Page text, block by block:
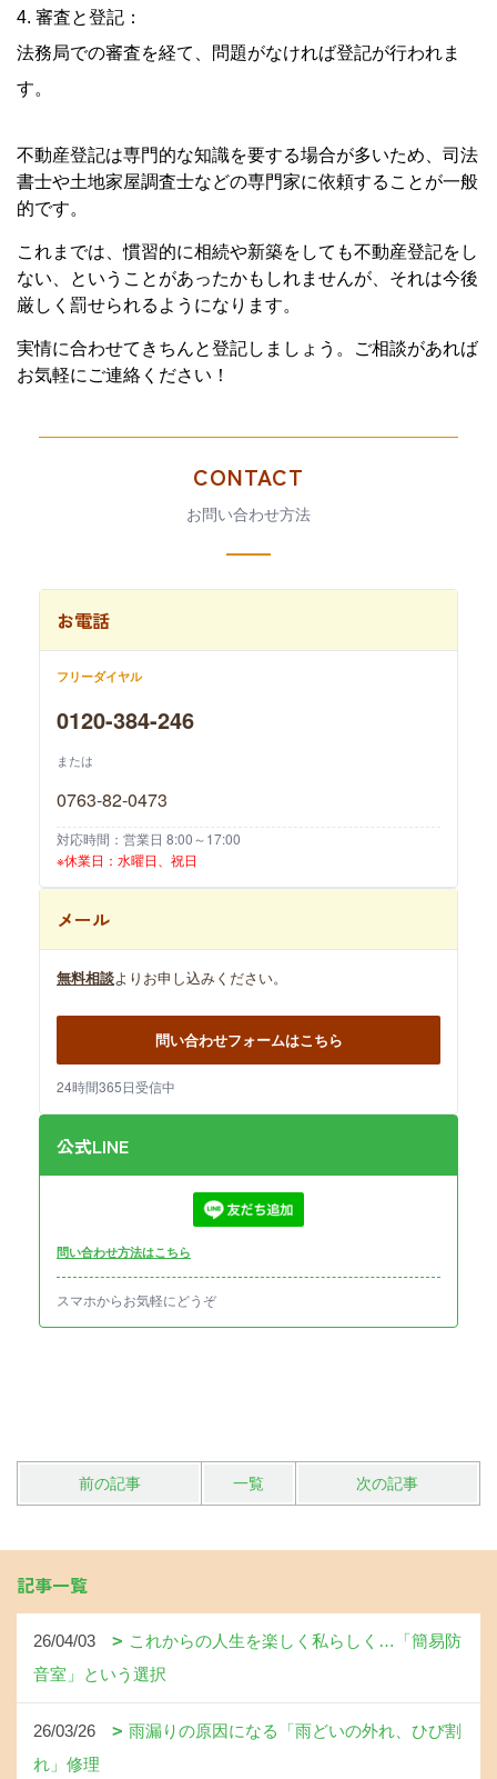
4. 審査と登記：
法務局での審査を経て、問題がなければ登記が行われま
す。
不動産登記は専門的な知識を要する場合が多いため、司法
書士や土地家屋調査士などの専門家に依頼することが一般
的です。
これまでは、慣習的に相続や新築をしても不動産登記をし
ない、ということがあったかもしれませんが、それは今後
厳しく罰せられるようになります。
実情に合わせてきちんと登記しましょう。ご相談があれば
お気軽にご連絡ください！
CONTACT
お問い合わせ方法
お電話
フリーダイヤル
0120-384-246
または
0763-82-0473
対応時間：営業日 8:00～17:00
※休業日：水曜日、祝日
メール
無料相談よりお申し込みください。
問い合わせフォームはこちら
24時間365日受信中
公式LINE
問い合わせ方法はこちら
スマホからお気軽にどうぞ
前の記事 一覧 次の記事
記事一覧
26/04/03
これからの人生を楽しく私らしく…「簡易防
音室」という選択
26/03/26
雨漏りの原因になる「雨どいの外れ、ひび割
れ」修理